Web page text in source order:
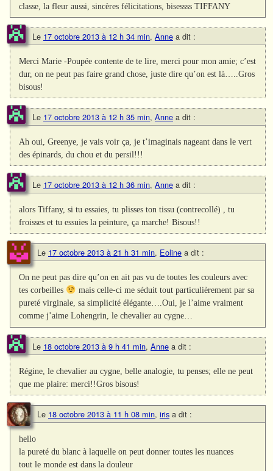
classe, la fleur aussi, sincères félicitations, bisessss TIFFANY
Le 17 octobre 2013 à 12 h 34 min, Anne a dit :
Merci Marie -Poupée contente de te lire, merci pour mon amie; c’est
dur, on ne peut pas faire grand chose, juste dire qu’on est là…..Gros
bisous!
Le 17 octobre 2013 à 12 h 35 min, Anne a dit :
Ah oui, Greenye, je vais voir ça, je t’imaginais nageant dans le vert
des épinards, du chou et du persil!!!
Le 17 octobre 2013 à 12 h 36 min, Anne a dit :
alors Tiffany, si tu essaies, tu plisses ton tissu (contrecollé) , tu
froisses et tu essuies la peinture, ça marche! Bisous!!
Le 17 octobre 2013 à 21 h 31 min, Eoline a dit :
On ne peut pas dire qu’on en ait pas vu de toutes les couleurs avec
tes corbeilles
mais celle-ci me séduit tout particulièrement par sa
pureté virginale, sa simplicité élégante….Oui, je l’aime vraiment
comme j’aime Lohengrin, le chevalier au cygne…
Le 18 octobre 2013 à 9 h 41 min, Anne a dit :
Régine, le chevalier au cygne, belle analogie, tu penses; elle ne peut
que me plaire: merci!!Gros bisous!
Le 18 octobre 2013 à 11 h 08 min, iris a dit :
hello
la pureté du blanc à laquelle on peut donner toutes les nuances
tout le monde est dans la douleur